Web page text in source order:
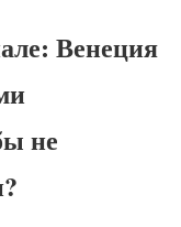
Венеция
не